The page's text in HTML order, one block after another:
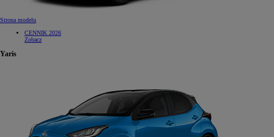
Strona modelu
CENNIK 2026
Zobacz
Yaris